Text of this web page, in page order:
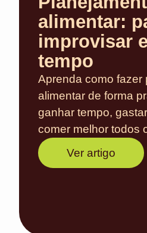
alimentar:
improvisar
tempo
Aprenda como fazer
alimentar de forma
ganhar tempo,
comer melhor todos
Ver artigo